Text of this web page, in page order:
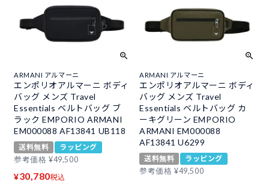
ARMANI アルマーニ
エンポリオアルマーニ ボディ
バッグ メンズ Travel
Essentials ベルトバッグ ブ
ラック EMPORIO ARMANI
EM000088 AF13841 UB118
送料無料
ラッピング
参考価格 ¥49,500
¥30,780税込
ARMANI アルマーニ
エンポリオアルマーニ ボディ
バッグ メンズ Travel
Essentials ベルトバッグ カ
ーキグリーン EMPORIO
ARMANI EM000088
AF13841 U6299
送料無料
ラッピング
参考価格 ¥49,500